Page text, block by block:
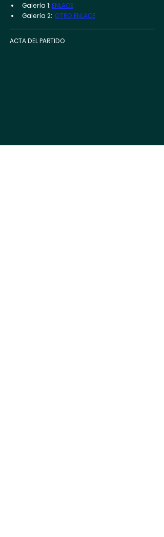
Galería 1: ENLACE
Galería 2: OTRO ENLACE
ACTA DEL PARTIDO